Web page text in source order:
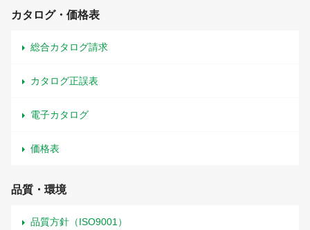
カタログ・価格表
総合カタログ請求
カタログ正誤表
電子カタログ
価格表
品質・環境
品質方針（ISO9001）